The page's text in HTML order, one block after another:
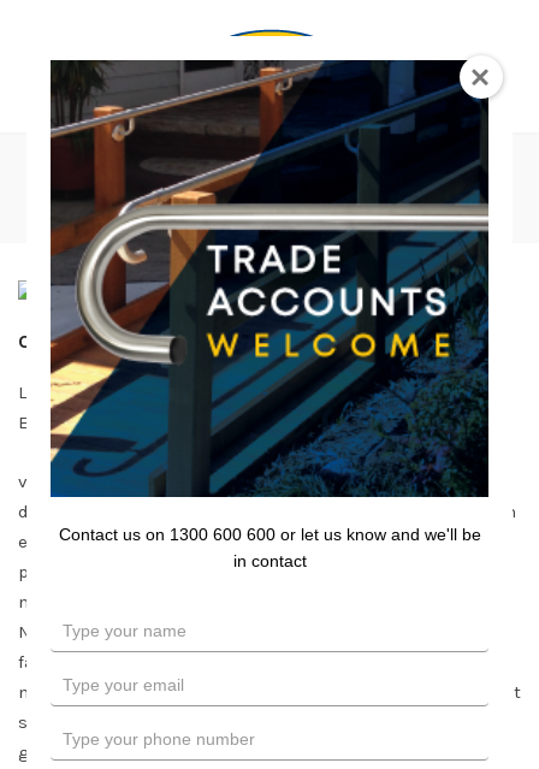
Bobby Bennett
Creative Director
Lorem ipsum dolor sit amet, consectetur adipiscing elit.
Etiam aliquam massa quis mauris sollicitudin commodo
venenatis ligula commodo. Sed blandit convallis
dignissim. Pellentesque pharetra velit eu velit elementum
et convallis erat vulputate. Sed in nulla ut elit mollis
posuere. Praesent a felis accumsan neque interdum
molestie ut id massa. In hac habitasse platea dictumst.
Nulla ut lorem ante. In convallis, felis eget consequat
faucibus, mi diam consequat augue, quis porta nibh leo a
massa. Sed quam nunc, vulputate vel imperdiet vel, aliquet
sit amet risus. Maecenas nec tempus velit. Praesent
gravida mi et mauris sollicitudin ultricies. Duis molestie
Contact us on 1300 600 600 or let us know and we'll be
in contact
Type
your
name
Type
your
email
Type
your